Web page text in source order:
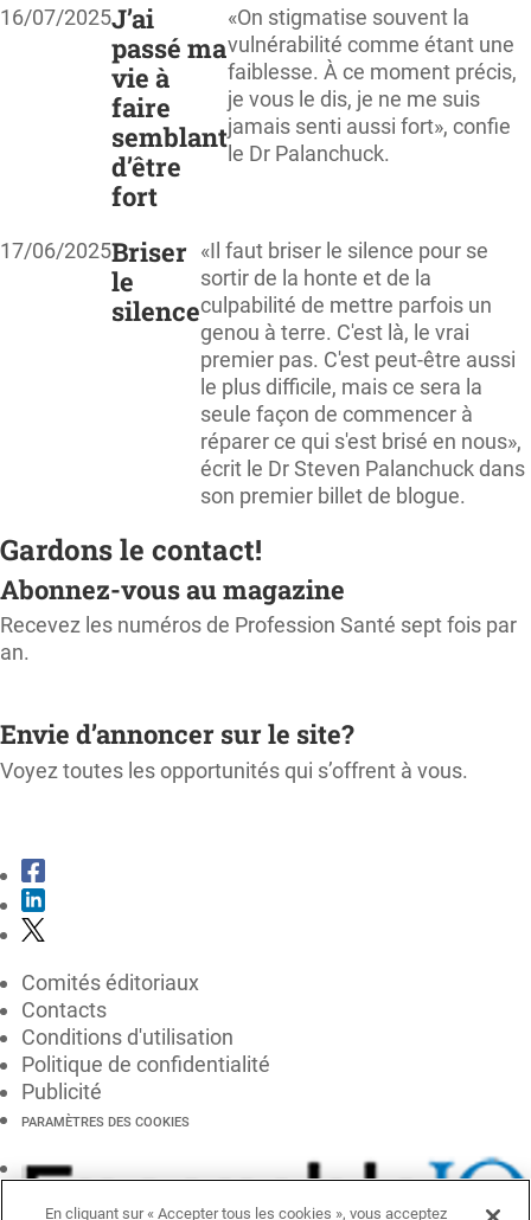
16/07/2025J’ai
passé ma
vie à
faire
semblant
d’être
fort
«On stigmatise souvent la
vulnérabilité comme étant une
faiblesse. À ce moment précis,
je vous le dis, je ne me suis
jamais senti aussi fort», confie
le Dr Palanchuck.
17/06/2025Briser
le
silence
«Il faut briser le silence pour se
sortir de la honte et de la
culpabilité de mettre parfois un
genou à terre. C'est là, le vrai
premier pas. C'est peut-être aussi
le plus difficile, mais ce sera la
seule façon de commencer à
réparer ce qui s'est brisé en nous»,
écrit le Dr Steven Palanchuck dans
son premier billet de blogue.
Gardons le contact!
Abonnez-vous au magazine
Recevez les numéros de Profession Santé sept fois par
an.
Envie d’annoncer sur le site?
Voyez toutes les opportunités qui s’offrent à vous.
Comités éditoriaux
Contacts
Conditions d'utilisation
Politique de confidentialité
Publicité
PARAMÈTRES DES COOKIES
En cliquant sur « Accepter tous les cookies », vous acceptez